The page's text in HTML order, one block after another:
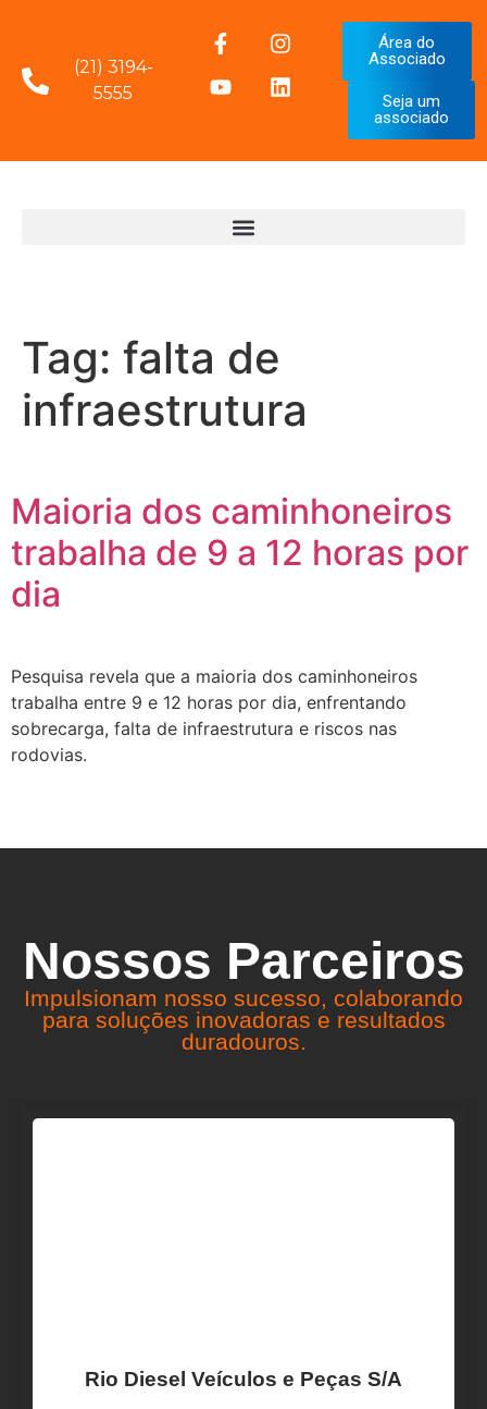
(21) 3194-
5555
Área do
Associado
Seja um
associado
Tag: falta de
infraestrutura
Maioria dos caminhoneiros
trabalha de 9 a 12 horas por
dia
Pesquisa revela que a maioria dos caminhoneiros
trabalha entre 9 e 12 horas por dia, enfrentando
sobrecarga, falta de infraestrutura e riscos nas
rodovias.
Nossos Parceiros
Impulsionam nosso sucesso, colaborando
para soluções inovadoras e resultados
duradouros.
Rio Diesel Veículos e Peças S/A